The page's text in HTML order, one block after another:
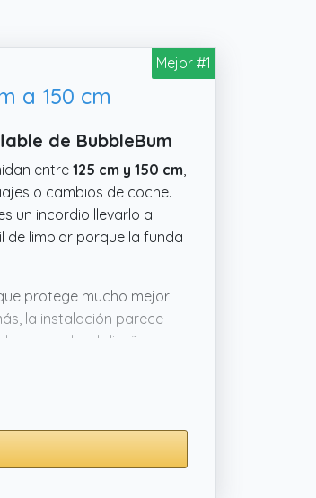
Mejor #1
a 150 cm
de BubbleBum
entre 125 cm y 150 cm
o cambios de coche.
un incordio llevarlo a
de limpiar porque la funda
protege mucho mejor
la instalación parece
he usado, el diseño
movilidad. Me parece